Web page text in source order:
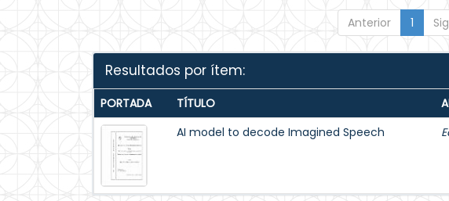
Anterior 1
Resultados por ítem:
PORTADA TÍTULO
AI model to decode Imagined Speech